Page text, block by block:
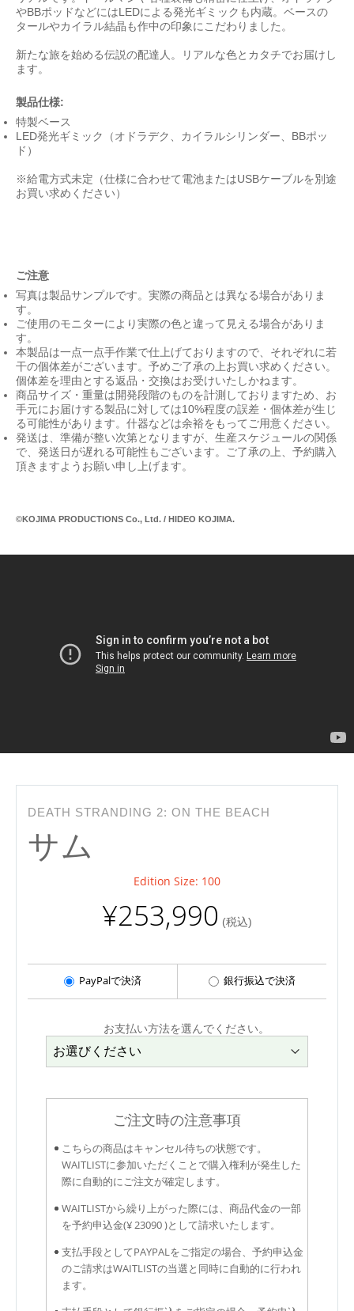
やBBポッドなどにはLEDによる発光ギミックも内蔵。ベースの
タールやカイラル結晶も作中の印象にこだわりました。
新たな旅を始める伝説の配達人。リアルな色とカタチでお届けし
ます。
製品仕様:
特製ベース
LED発光ギミック（オドラデク、カイラルシリンダー、BBポッ
ド）
※給電方式未定（仕様に合わせて電池またはUSBケーブルを別途
お買い求めください）
ご注意
写真は製品サンプルです。実際の商品とは異なる場合がありま
す。
ご使用のモニターにより実際の色と違って見える場合がありま
す。
本製品は一点一点手作業で仕上げておりますので、それぞれに若
干の個体差がございます。予めご了承の上お買い求めください。
個体差を理由とする返品・交換はお受けいたしかねます。
商品サイズ・重量は開発段階のものを計測しておりますため、お
手元にお届けする製品に対しては10%程度の誤差・個体差が生じ
る可能性があります。什器などは余裕をもってご用意ください。
発送は、準備が整い次第となりますが、生産スケジュールの関係
で、発送日が遅れる可能性もございます。ご了承の上、予約購入
頂きますようお願い申し上げます。
©KOJIMA PRODUCTIONS Co., Ltd. / HIDEO KOJIMA.
DEATH STRANDING 2: ON THE BEACH
サム
Edition Size: 100
¥253,990 (税込)
PayPalで決済 銀行振込で決済
お支払い方法を選んでください。
ご注文時の注意事項
こちらの商品はキャンセル待ちの状態です。
WAITLISTに参加いただくことで購入権利が発生した
際に自動的にご注文が確定します。
WAITLISTから繰り上がった際には、商品代金の一部
を予約申込金(¥ 23090 )として請求いたします。
支払手段としてPAYPALをご指定の場合、予約申込金
のご請求はWAITLISTの当選と同時に自動的に行われ
ます。